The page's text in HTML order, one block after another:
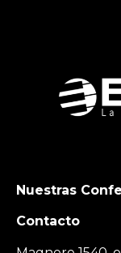
Nuestras
Contacto